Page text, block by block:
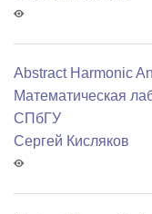
Abstract Harmonic
Математичеcкая
СПбГУ
Сергей Кисляков